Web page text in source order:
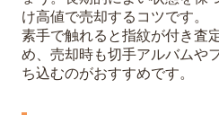
け高値で売却するコツです。
素手で触れると指紋が付き査
め、売却時も切手アルバムや
ち込むのがおすすめです。